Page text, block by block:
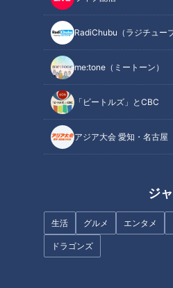
RadiChubu（ラジチューブ
me:tone（ミートーン）
「ビートルズ」とCBC
アジア大会 愛知・名古屋
ジ
生活 グルメ エンタメ
ドラゴンズ
■エサを求めて2足歩行す
その動画とは、ラッコなのにピ